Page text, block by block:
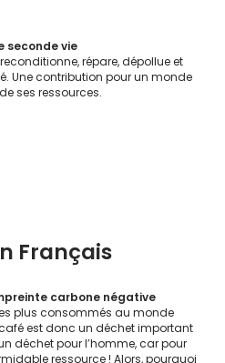
seconde vie
répare, dépollue et
Une contribution pour un monde
ses ressources.
Français
carbone négative
plus consommés au monde
est donc un déchet important
déchet pour l’homme, car pour
ressource ! Alors, pourquoi